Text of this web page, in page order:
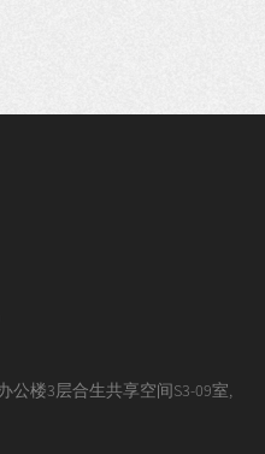
公楼3层合生共享空间S3-09室,